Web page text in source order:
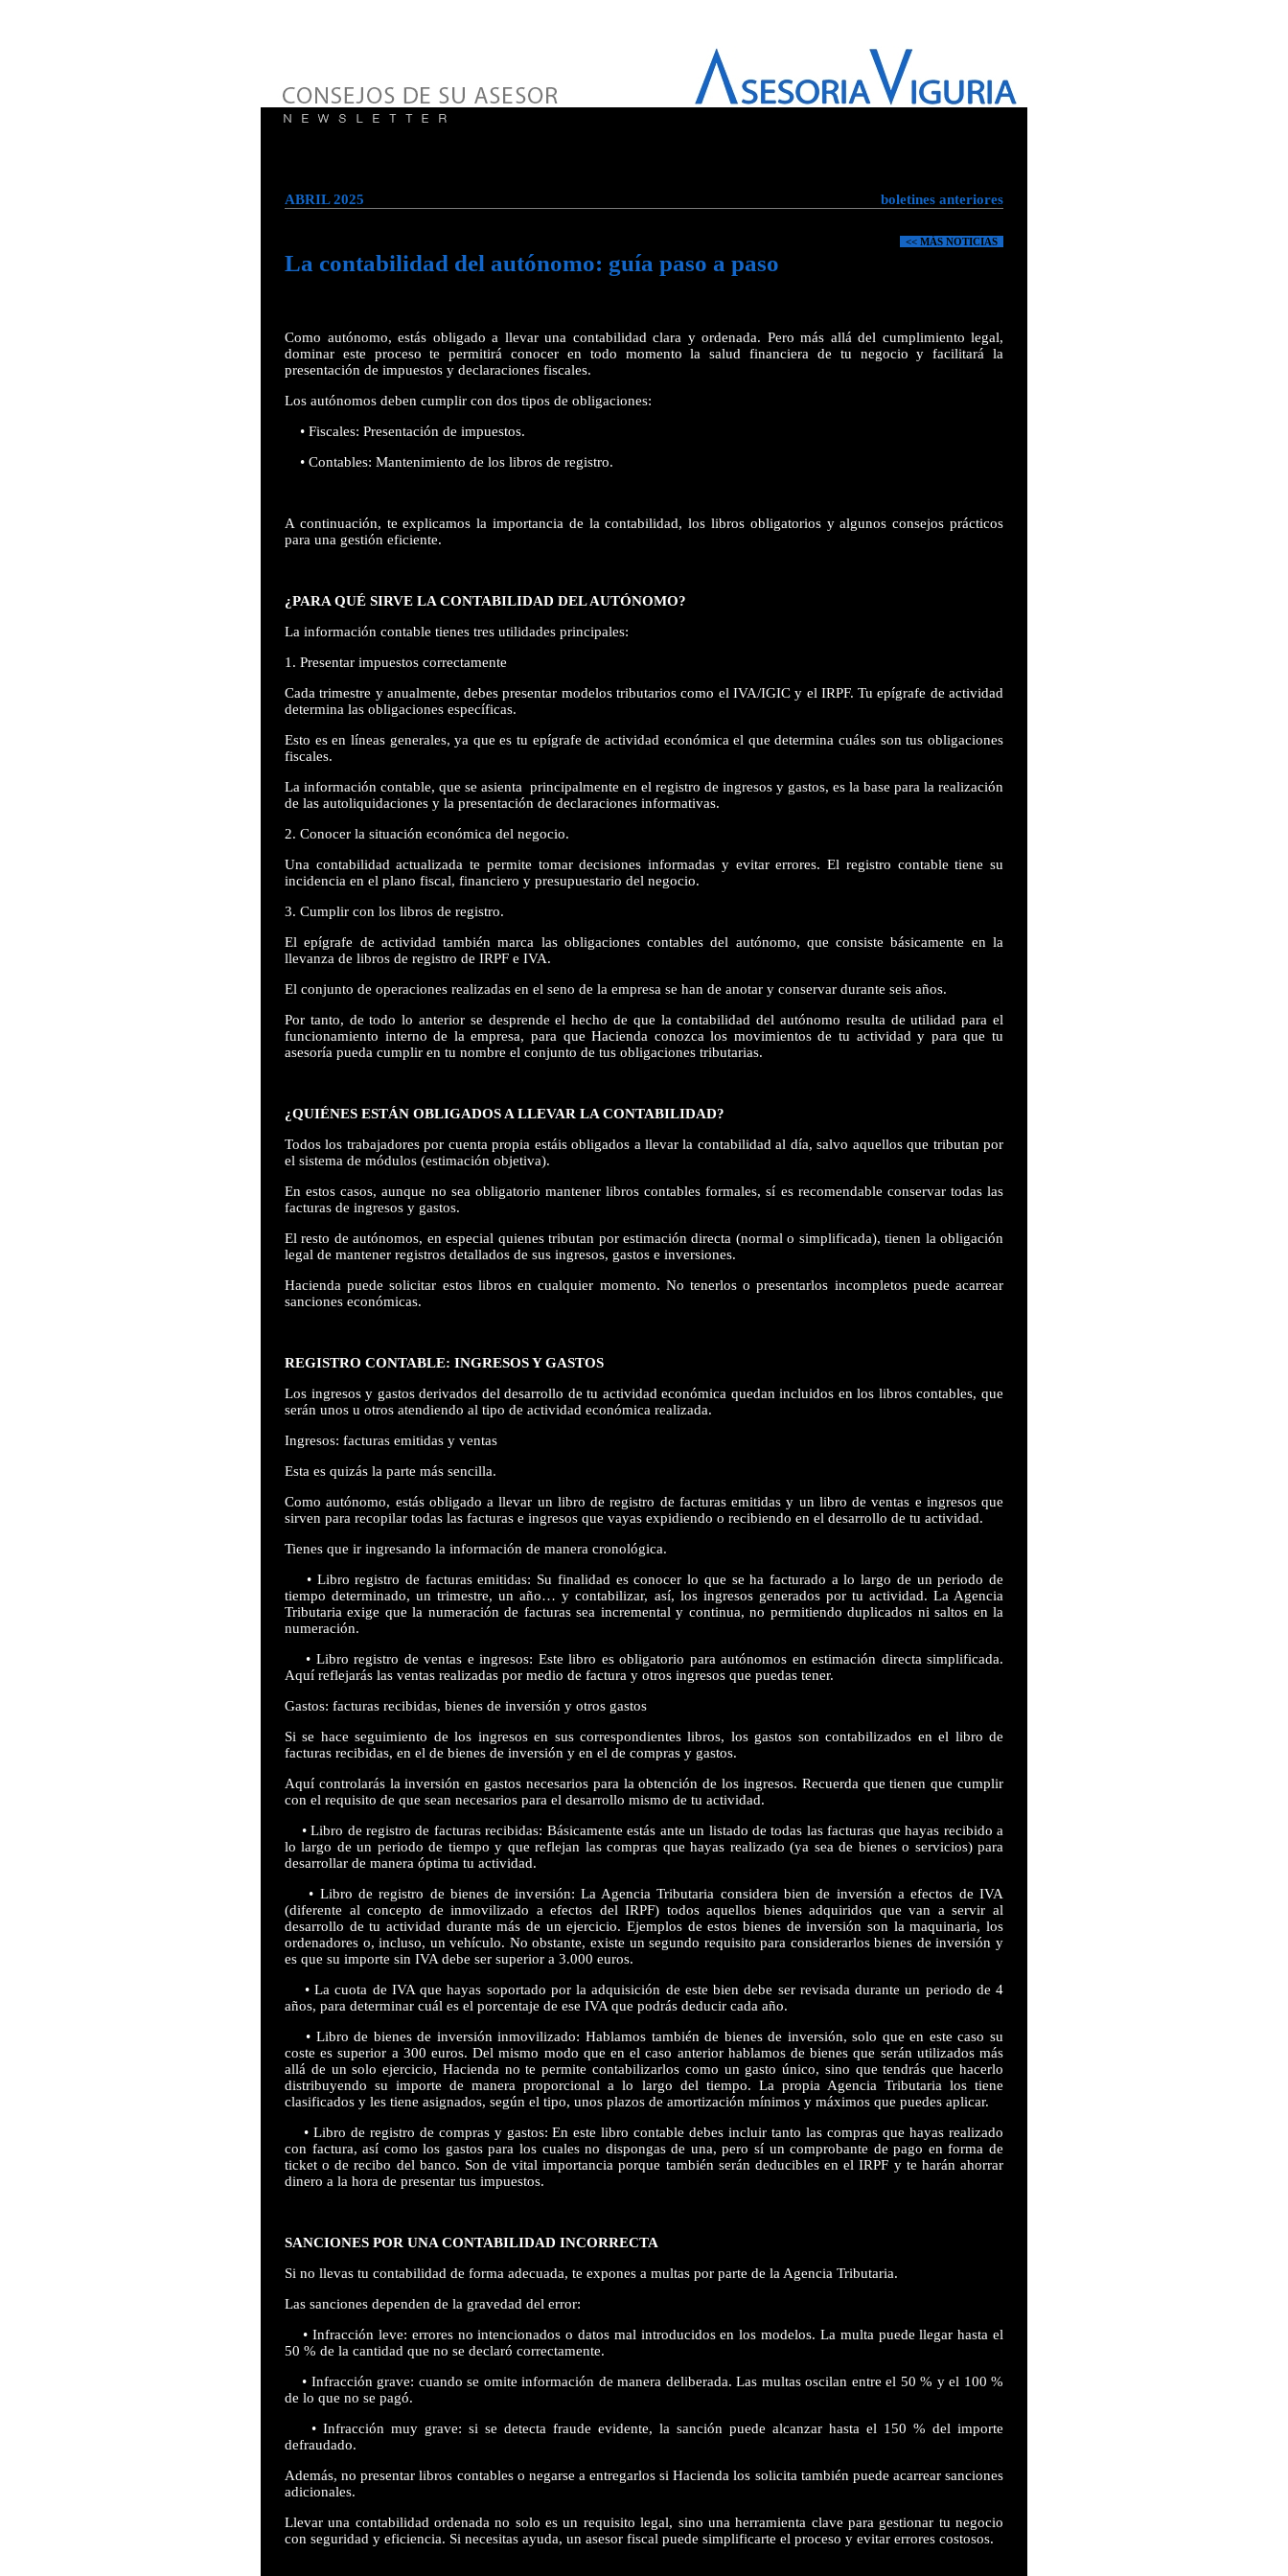
ABRIL 2025 boletines anteriores
<< MÁS NOTICIAS
La contabilidad del autónomo: guía paso a paso
Como autónomo, estás obligado a llevar una contabilidad clara y ordenada. Pero más allá del cumplimiento legal,
dominar este proceso te permitirá conocer en todo momento la salud financiera de tu negocio y facilitará la
presentación de impuestos y declaraciones fiscales.
Los autónomos deben cumplir con dos tipos de obligaciones:
• Fiscales: Presentación de impuestos.
• Contables: Mantenimiento de los libros de registro.
A continuación, te explicamos la importancia de la contabilidad, los libros obligatorios y algunos consejos prácticos
para una gestión eficiente.
¿PARA QUÉ SIRVE LA CONTABILIDAD DEL AUTÓNOMO?
La información contable tienes tres utilidades principales:
1. Presentar impuestos correctamente
Cada trimestre y anualmente, debes presentar modelos tributarios como el IVA/IGIC y el IRPF. Tu epígrafe de actividad
determina las obligaciones específicas.
Esto es en líneas generales, ya que es tu epígrafe de actividad económica el que determina cuáles son tus obligaciones
fiscales.
La información contable, que se asienta principalmente en el registro de ingresos y gastos, es la base para la realización
de las autoliquidaciones y la presentación de declaraciones informativas.
2. Conocer la situación económica del negocio.
Una contabilidad actualizada te permite tomar decisiones informadas y evitar errores. El registro contable tiene su
incidencia en el plano fiscal, financiero y presupuestario del negocio.
3. Cumplir con los libros de registro.
El epígrafe de actividad también marca las obligaciones contables del autónomo, que consiste básicamente en la
llevanza de libros de registro de IRPF e IVA.
El conjunto de operaciones realizadas en el seno de la empresa se han de anotar y conservar durante seis años.
Por tanto, de todo lo anterior se desprende el hecho de que la contabilidad del autónomo resulta de utilidad para el
funcionamiento interno de la empresa, para que Hacienda conozca los movimientos de tu actividad y para que tu
asesoría pueda cumplir en tu nombre el conjunto de tus obligaciones tributarias.
¿QUIÉNES ESTÁN OBLIGADOS A LLEVAR LA CONTABILIDAD?
Todos los trabajadores por cuenta propia estáis obligados a llevar la contabilidad al día, salvo aquellos que tributan por
el sistema de módulos (estimación objetiva).
En estos casos, aunque no sea obligatorio mantener libros contables formales, sí es recomendable conservar todas las
facturas de ingresos y gastos.
El resto de autónomos, en especial quienes tributan por estimación directa (normal o simplificada), tienen la obligación
legal de mantener registros detallados de sus ingresos, gastos e inversiones.
Hacienda puede solicitar estos libros en cualquier momento. No tenerlos o presentarlos incompletos puede acarrear
sanciones económicas.
REGISTRO CONTABLE: INGRESOS Y GASTOS
Los ingresos y gastos derivados del desarrollo de tu actividad económica quedan incluidos en los libros contables, que
serán unos u otros atendiendo al tipo de actividad económica realizada.
Ingresos: facturas emitidas y ventas
Esta es quizás la parte más sencilla.
Como autónomo, estás obligado a llevar un libro de registro de facturas emitidas y un libro de ventas e ingresos que
sirven para recopilar todas las facturas e ingresos que vayas expidiendo o recibiendo en el desarrollo de tu actividad.
Tienes que ir ingresando la información de manera cronológica.
• Libro registro de facturas emitidas: Su finalidad es conocer lo que se ha facturado a lo largo de un periodo de
tiempo determinado, un trimestre, un año… y contabilizar, así, los ingresos generados por tu actividad. La Agencia
Tributaria exige que la numeración de facturas sea incremental y continua, no permitiendo duplicados ni saltos en la
numeración.
• Libro registro de ventas e ingresos: Este libro es obligatorio para autónomos en estimación directa simplificada.
Aquí reflejarás las ventas realizadas por medio de factura y otros ingresos que puedas tener.
Gastos: facturas recibidas, bienes de inversión y otros gastos
Si se hace seguimiento de los ingresos en sus correspondientes libros, los gastos son contabilizados en el libro de
facturas recibidas, en el de bienes de inversión y en el de compras y gastos.
Aquí controlarás la inversión en gastos necesarios para la obtención de los ingresos. Recuerda que tienen que cumplir
con el requisito de que sean necesarios para el desarrollo mismo de tu actividad.
• Libro de registro de facturas recibidas: Básicamente estás ante un listado de todas las facturas que hayas recibido a
lo largo de un periodo de tiempo y que reflejan las compras que hayas realizado (ya sea de bienes o servicios) para
desarrollar de manera óptima tu actividad.
• Libro de registro de bienes de inversión: La Agencia Tributaria considera bien de inversión a efectos de IVA
(diferente al concepto de inmovilizado a efectos del IRPF) todos aquellos bienes adquiridos que van a servir al
desarrollo de tu actividad durante más de un ejercicio. Ejemplos de estos bienes de inversión son la maquinaria, los
ordenadores o, incluso, un vehículo. No obstante, existe un segundo requisito para considerarlos bienes de inversión y
es que su importe sin IVA debe ser superior a 3.000 euros.
• La cuota de IVA que hayas soportado por la adquisición de este bien debe ser revisada durante un periodo de 4
años, para determinar cuál es el porcentaje de ese IVA que podrás deducir cada año.
• Libro de bienes de inversión inmovilizado: Hablamos también de bienes de inversión, solo que en este caso su
coste es superior a 300 euros. Del mismo modo que en el caso anterior hablamos de bienes que serán utilizados más
allá de un solo ejercicio, Hacienda no te permite contabilizarlos como un gasto único, sino que tendrás que hacerlo
distribuyendo su importe de manera proporcional a lo largo del tiempo. La propia Agencia Tributaria los tiene
clasificados y les tiene asignados, según el tipo, unos plazos de amortización mínimos y máximos que puedes aplicar.
• Libro de registro de compras y gastos: En este libro contable debes incluir tanto las compras que hayas realizado
con factura, así como los gastos para los cuales no dispongas de una, pero sí un comprobante de pago en forma de
ticket o de recibo del banco. Son de vital importancia porque también serán deducibles en el IRPF y te harán ahorrar
dinero a la hora de presentar tus impuestos.
SANCIONES POR UNA CONTABILIDAD INCORRECTA
Si no llevas tu contabilidad de forma adecuada, te expones a multas por parte de la Agencia Tributaria.
Las sanciones dependen de la gravedad del error:
• Infracción leve: errores no intencionados o datos mal introducidos en los modelos. La multa puede llegar hasta el
50 % de la cantidad que no se declaró correctamente.
• Infracción grave: cuando se omite información de manera deliberada. Las multas oscilan entre el 50 % y el 100 %
de lo que no se pagó.
• Infracción muy grave: si se detecta fraude evidente, la sanción puede alcanzar hasta el 150 % del importe
defraudado.
Además, no presentar libros contables o negarse a entregarlos si Hacienda los solicita también puede acarrear sanciones
adicionales.
Llevar una contabilidad ordenada no solo es un requisito legal, sino una herramienta clave para gestionar tu negocio
con seguridad y eficiencia. Si necesitas ayuda, un asesor fiscal puede simplificarte el proceso y evitar errores costosos.